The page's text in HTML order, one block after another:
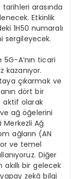
arasında
Etkinlik
1H50 numaralı
sergileyecek.
5G-A’nın ticari
kazanıyor.
çıkarmak ve
dört bir
aktif olarak
ve ağ öğelerini
Merkezli Ağ
ağların (AN
ve temel
Diğer
bir gelecek
zekâ bilgi